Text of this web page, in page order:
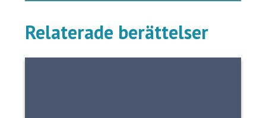
Relaterade berättelser